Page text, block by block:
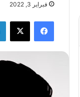
فبراير 3, 2022
فيسبوك X